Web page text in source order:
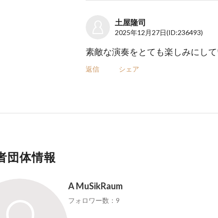
土屋隆司
2025年12月27日(ID:236493)
素敵な演奏をとても楽しみにし
返信 シェア
団体情報
A MuSikRaum
フォロワー数：9